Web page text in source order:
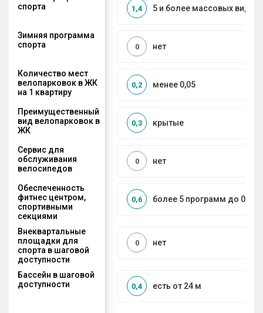
спорта
5 и более массовых видов
1,4
Зимняя программа
спорта
нет
0
Количество мест
велопарковок в ЖК
на 1 квартиру
менее 0,05
0,2
Преимущественный
вид велопарковок в
ЖК
крытые
0,3
Сервис для
обслуживания
велосипедов
нет
0
Обеспеченность
фитнес центром,
спортивными
секциями
более 5 программ до 0,5
0,6
Внеквартальные
площадки для
спорта в шаговой
доступности
нет
0
Бассейн в шаговой
доступности
есть от 24 м
0,4